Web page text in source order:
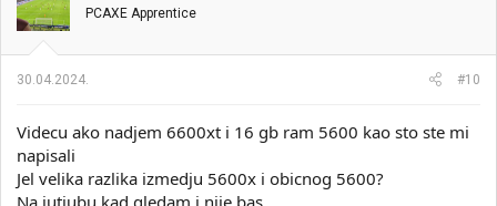
PCAXE Apprentice
30.04.2024. #10
Videcu ako nadjem 6600xt i 16 gb ram 5600 kao sto ste mi
napisali
Jel velika razlika izmedju 5600x i obicnog 5600?
Na jutjubu kad gledam i nije bas.